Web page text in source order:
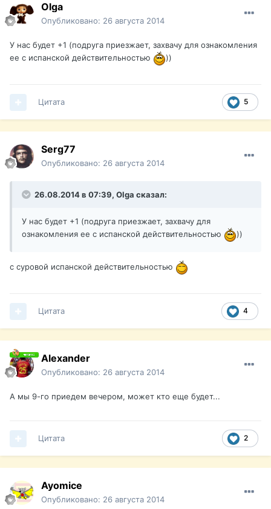
Olga
Опубликовано: 26 августа 2014
У нас будет +1 (подруга приезжает, захвачу для ознакомления
ее с испанской действительностью
))
5
Цитата
Serg77
Опубликовано: 26 августа 2014
26.08.2014 в 07:39, Olga сказал:
У нас будет +1 (подруга приезжает, захвачу для
ознакомления ее с испанской действительностью
))
с суровой испанской действительностью
4
Цитата
Alexander
Опубликовано: 26 августа 2014
А мы 9-го приедем вечером, может кто еще будет...
2
Цитата
Ayomice
Опубликовано: 26 августа 2014